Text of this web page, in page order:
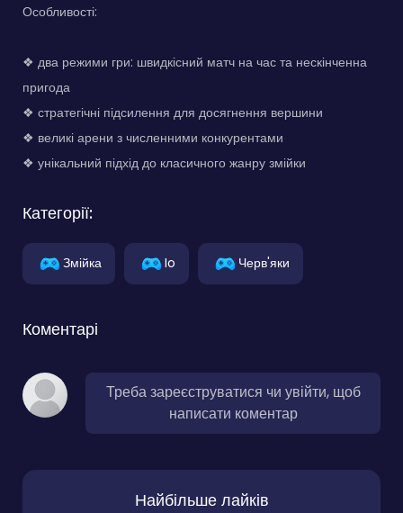
Особливості:
❖ два режими гри: швидкісний матч на час та нескінченна
пригода
❖ стратегічні підсилення для досягнення вершини
❖ великі арени з численними конкурентами
❖ унікальний підхід до класичного жанру змійки
Категорії:
Змійка Io Черв'яки
Коментарі
Треба зареєструватися чи увійти, щоб
написати коментар
Найбільше лайків